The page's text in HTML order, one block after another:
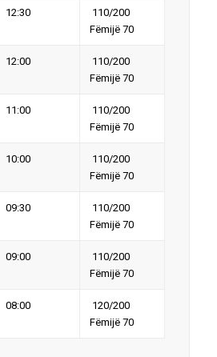
12:30
110/200
Fëmijë 70
12:00
110/200
Fëmijë 70
11:00
110/200
Fëmijë 70
10:00
110/200
Fëmijë 70
09:30
110/200
Fëmijë 70
09:00
110/200
Fëmijë 70
08:00
120/200
Fëmijë 70